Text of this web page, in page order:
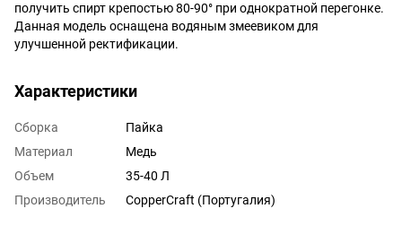
получить спирт крепостью 80-90° при однократной перегонке.
Данная модель оснащена водяным змеевиком для
улучшенной ректификации.
Характеристики
Сборка
Пайка
Материал
Медь
Объем
35-40 Л
Производитель
CopperCraft (Португалия)